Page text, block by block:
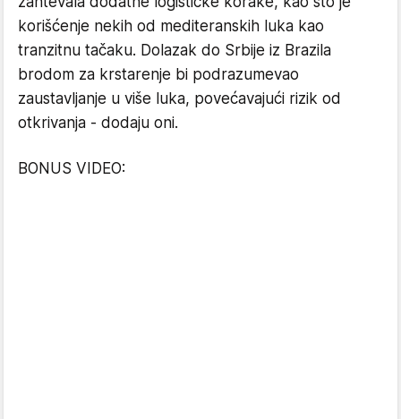
korišćenje nekih od mediteranskih luka kao
tranzitnu tačaku. Dolazak do Srbije iz Brazila
brodom za krstarenje bi podrazumevao
zaustavljanje u više luka, povećavajući rizik od
otkrivanja - dodaju oni.
BONUS VIDEO: